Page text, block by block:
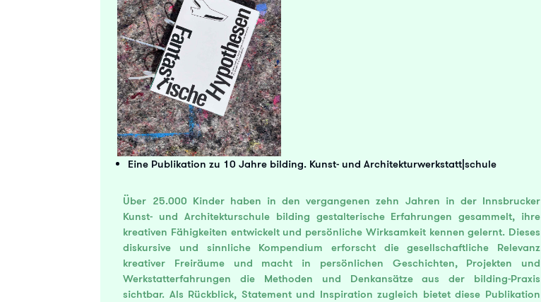
Eine Publikation zu 10 Jahre bilding. Kunst- und Architekturwerkstatt|schule
Über 25.000 Kinder haben in den vergangenen zehn Jahren in der Innsbrucker
Kunst- und Architekturschule bilding gestalterische Erfahrungen gesammelt, ihre
kreativen Fähigkeiten entwickelt und persönliche Wirksamkeit kennen gelernt. Dieses
diskursive und sinnliche Kompendium erforscht die gesellschaftliche Relevanz
kreativer Freiräume und macht in persönlichen Geschichten, Projekten und
Werkstatterfahrungen die Methoden und Denkansätze aus der bilding-Praxis
sichtbar. Als Rückblick, Statement und Inspiration zugleich bietet diese Publikation